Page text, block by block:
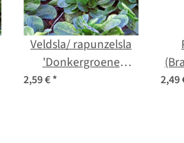
Veldsla/ rapunzelsla
'Donkergroene
rasechte' (Valerianella
2,59 €* 2,49